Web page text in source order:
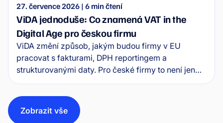
27. července 2026 | 6 min čtení
ViDA jednoduše: Co znamená VAT in the
Digital Age pro českou firmu
ViDA změní způsob, jakým budou firmy v EU
pracovat s fakturami, DPH reportingem a
strukturovanými daty. Pro české firmy to není jen
legislativní téma, ale signál, že účetní procesy musí
Čím dřív firma začne řešit data, workflow a
napojení na ERP, tím menší riziko bude později
Zobrazit vše